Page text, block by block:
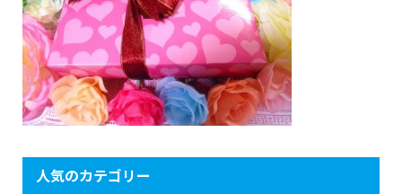
人気のカテゴリー